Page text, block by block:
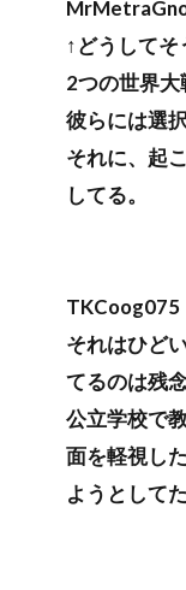
↑どうしてそ
2つの世界大
彼らには選
それに、起
してる。
TKCoog075
それはひど
てるのは残念
公立学校で
面を軽視し
ようとして